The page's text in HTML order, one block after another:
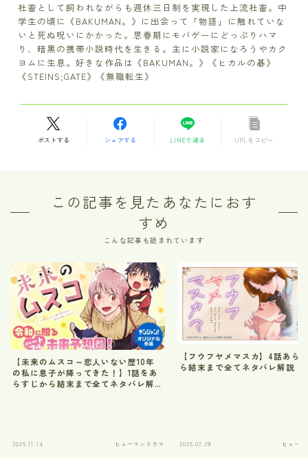
社畜として飼われながらも週休三日制を実現した上流社畜。中
学生の頃に《BAKUMAN。》に出会って「物語」に触れていな
いと死ぬ呪いにかかった。思春期にモバゲーにどっぷりハマ
り、暗黒の携帯小説時代を生きる。主に小説家になろうやカク
ヨムに生息。好きな作品は《BAKUMAN。》《ヒカルの碁》
《STEINS;GATE》《無職転生》
ポストする シェアする LINEで送る URLをコピー
この記事を見たあなたにおす
すめ
こんな記事も読まれています
【未来のムスコ～恋人いない歴10年
の私に息子が降ってきた！】1話をあ
らすじから結末まで全てネタバレ解
2025.11.14 ヒューマンドラマ
【フウフヤメマスカ】4話あら
ら結末まで全てネタバレ解説
2025.07.29 ヒュー